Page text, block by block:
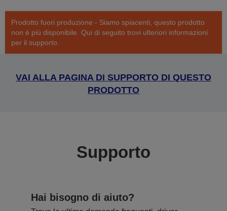
Prodotto fuori produzione - Siamo spiacenti, questo prodotto
non è più disponibile. Qui di seguito trovi ulteriori informazioni
per il supporto.
VAI ALLA PAGINA DI SUPPORTO DI QUESTO
PRODOTTO
Supporto
Hai bisogno di aiuto?